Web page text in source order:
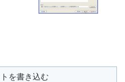
を書き込む